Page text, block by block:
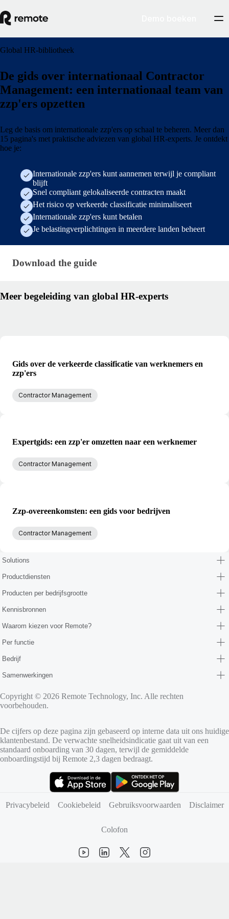
Global HR-bibliotheek
De gids over internationaal Contractor
Management: een internationaal team van
zzp'ers opzetten
Leg de basis om internationale zzp'ers op schaal te beheren. Meer dan
15 pagina's met praktische adviezen van global HR-experts. Je ontdekt
hoe je:
Internationale zzp'ers kunt aannemen terwijl je compliant
blijft
Snel compliant gelokaliseerde contracten maakt
Het risico op verkeerde classificatie minimaliseert
Internationale zzp'ers kunt betalen
Je belastingverplichtingen in meerdere landen beheert
Download the guide · research/international-
Download the guide
Meer begeleiding van global HR-experts
Gids over de verkeerde classificatie van werknemers en
zzp'ers
Contractor Management
Expertgids: een zzp'er omzetten naar een werknemer
Contractor Management
Zzp-overeenkomsten: een gids voor bedrijven
Contractor Management
Solutions
Productdiensten
Producten per bedrijfsgrootte
Kennisbronnen
Waarom kiezen voor Remote?
Per functie
Bedrijf
Samenwerkingen
Copyright © 2026 Remote Technology, Inc. Alle rechten
voorbehouden.
De cijfers op deze pagina zijn gebaseerd op interne data uit ons huidige
klantenbestand. De verwachte snelheidsindicatie gaat uit van een
standaard onboarding van 30 dagen, terwijl de gemiddelde
onboardingstijd bij Remote 2,3 dagen bedraagt.
Privacybeleid
Cookiebeleid Gebruiksvoorwaarden Disclaimer
Colofon